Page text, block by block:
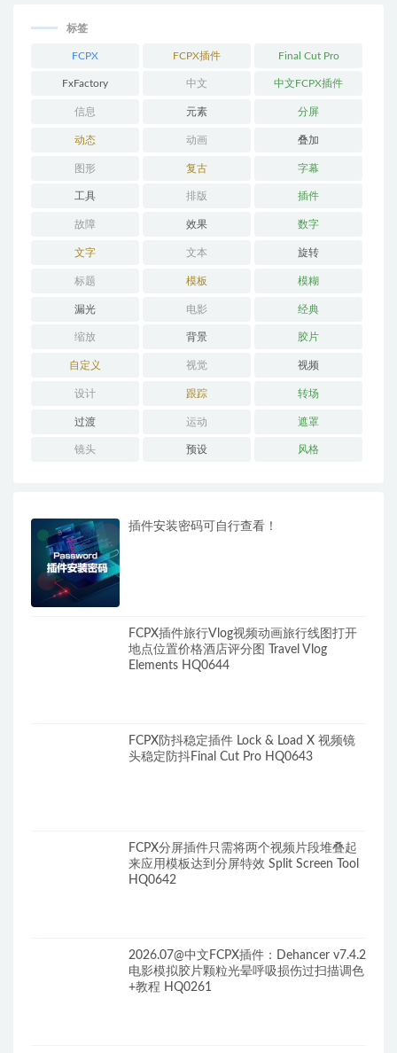
标签
FCPX FCPX插件 Final Cut Pro
FxFactory 中文 中文FCPX插件
信息 元素 分屏
动态 动画 叠加
图形 复古 字幕
工具 排版 插件
故障 效果 数字
文字 文本 旋转
标题 模板 模糊
漏光 电影 经典
缩放 背景 胶片
自定义 视觉 视频
设计 跟踪 转场
过渡 运动 遮罩
镜头 预设 风格
插件安装密码可自行查看！
FCPX插件旅行Vlog视频动画旅行线图打开
地点位置价格酒店评分图 Travel Vlog
Elements HQ0644
FCPX防抖稳定插件 Lock & Load X 视频镜
头稳定防抖Final Cut Pro HQ0643
FCPX分屏插件只需将两个视频片段堆叠起
来应用模板达到分屏特效 Split Screen Tool
HQ0642
2026.07@中文FCPX插件：Dehancer v7.4.2
电影模拟胶片颗粒光晕呼吸损伤过扫描调色
+教程 HQ0261